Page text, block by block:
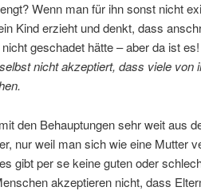
Wenn man für ihn sonst nicht
Kind erzieht und denkt, dass
geschadet hätte – aber da ist
nicht akzeptiert, dass viele von
den Behauptungen sehr weit aus
nur weil man sich wie eine Mutter
gibt per se keine guten oder
akzeptieren nicht, dass